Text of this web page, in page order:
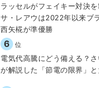
ラッセルがフェイキー対決
サ・レアウは2022年以来ブ
西矢椛が準優勝
6 位
電気代高騰にどう備える？
が解説した「節電の限界」